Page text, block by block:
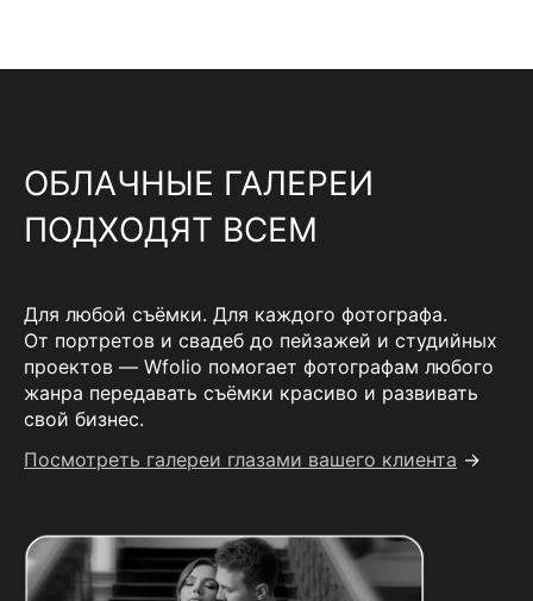
ОБЛАЧНЫЕ ГАЛЕРЕИ
ПОДХОДЯТ ВСЕМ
Для любой съёмки. Для каждого фотографа.
От портретов и свадеб до пейзажей и студийных
проектов — Wfolio помогает фотографам любого
жанра передавать съёмки красиво и развивать
свой бизнес.
Посмотреть галереи глазами вашего клиента →